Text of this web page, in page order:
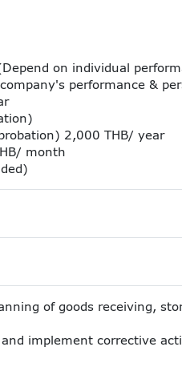
on individual
performance &
2,000 THB/ year
month
of goods receiving,
and implement corrective